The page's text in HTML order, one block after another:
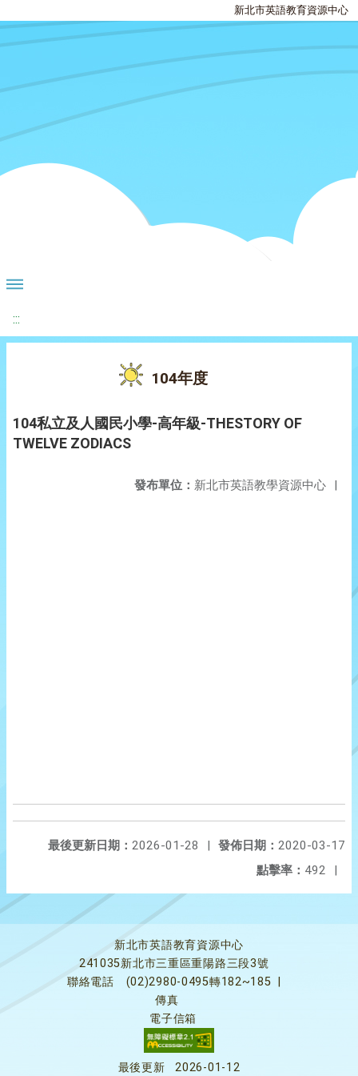
新北市英語教育資源中心
:::
104年度
104私立及人國民小學-高年級-THESTORY OF
TWELVE ZODIACS
發布單位： 新北市英語教學資源中心 |
發佈日期： 2020-03-17
最後更新日期： 2026-01-28
|
點擊率： 492 |
新北市英語教育資源中心
241035新北市三重區重陽路三段3號
聯絡電話
(02)2980-0495轉182~185
傳真
電子信箱
最後更新 2026-01-12